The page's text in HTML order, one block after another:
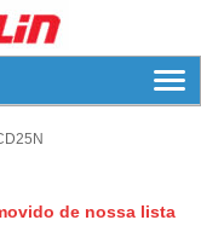
de nossa lista